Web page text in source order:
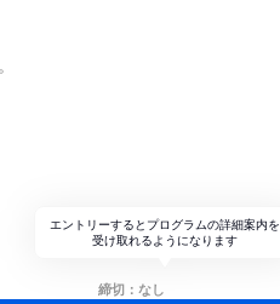
エントリーするとプログラムの詳細案内を
受け取れるようになります
締切：なし